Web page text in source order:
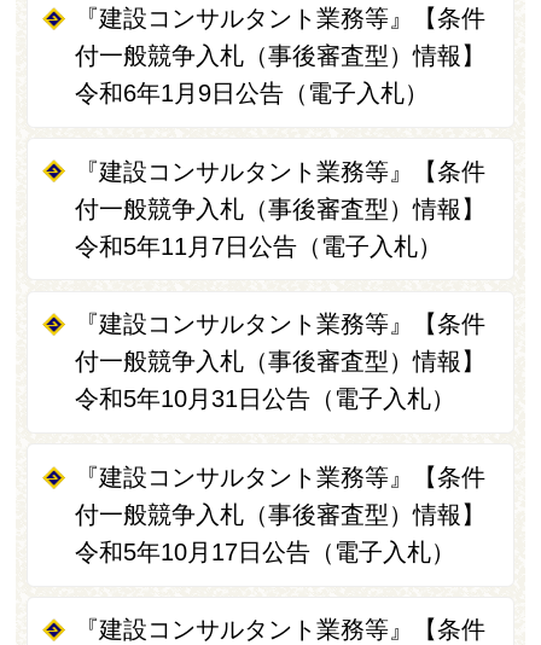
『建設コンサルタント業務等』【条件
付一般競争入札（事後審査型）情報】
令和6年1月9日公告（電子入札）
『建設コンサルタント業務等』【条件
付一般競争入札（事後審査型）情報】
令和5年11月7日公告（電子入札）
『建設コンサルタント業務等』【条件
付一般競争入札（事後審査型）情報】
令和5年10月31日公告（電子入札）
『建設コンサルタント業務等』【条件
付一般競争入札（事後審査型）情報】
令和5年10月17日公告（電子入札）
『建設コンサルタント業務等』【条件